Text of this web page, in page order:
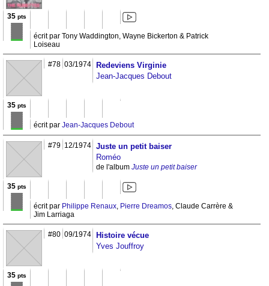
35 pts
écrit par Tony Waddington, Wayne Bickerton & Patrick
Loiseau
#78 03/1974
Redeviens Virginie
Jean-Jacques Debout
35 pts
écrit par Jean-Jacques Debout
#79 12/1974 Juste un petit baiser
Roméo
de l'album Juste un petit baiser
35 pts
écrit par Philippe Renaux, Pierre Dreamos, Claude Carrère &
Jim Larriaga
#80 09/1974
Histoire vécue
Yves Jouffroy
35 pts